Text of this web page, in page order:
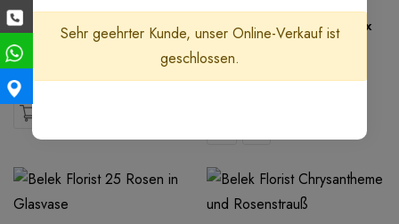
17 Roses and Almonds in a
Square Box
62.00 €
17 Rosen und
Kinderpralinen in Herzbox
Heart
72.00 €
Sehr geehrter Kunde, unser Online-Verkauf ist
geschlossen.